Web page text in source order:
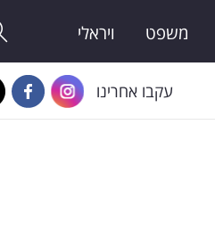
משפט ויראלי
עקבו אחרינו